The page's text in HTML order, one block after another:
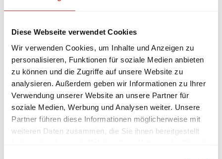
Diese Webseite verwendet Cookies
Wir verwenden Cookies, um Inhalte und Anzeigen zu
personalisieren, Funktionen für soziale Medien anbieten
zu können und die Zugriffe auf unsere Website zu
analysieren. Außerdem geben wir Informationen zu Ihrer
Verwendung unserer Website an unsere Partner für
soziale Medien, Werbung und Analysen weiter. Unsere
Partner führen diese Informationen möglicherweise mit
weiteren Daten zusammen, die Sie ihnen bereitgestellt